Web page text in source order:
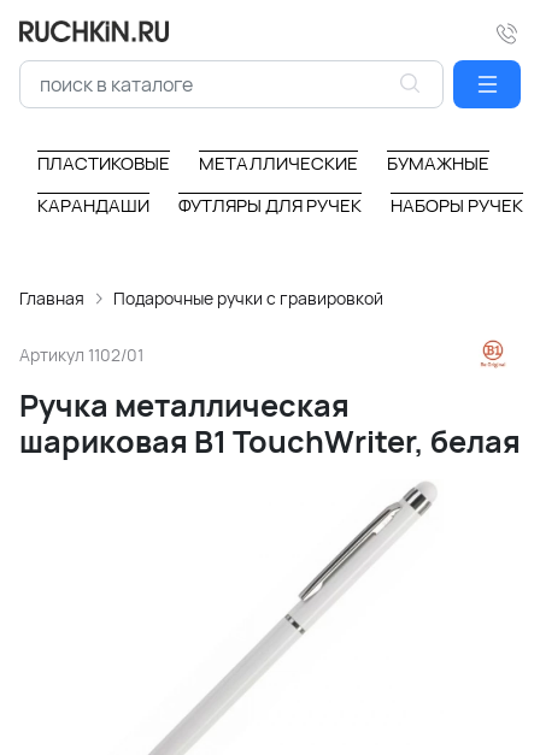
ПЛАСТИКОВЫЕ МЕТАЛЛИЧЕСКИЕ
БУМАЖНЫЕ
КАРАНДАШИ
ФУТЛЯРЫ ДЛЯ РУЧЕК НАБОРЫ РУЧЕК
Главная Подарочные ручки с гравировкой
Артикул 1102/01
Ручка металлическая
шариковая B1 TouchWriter, белая